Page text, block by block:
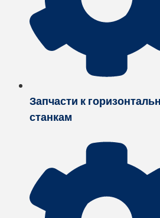
Запчасти к
станкам